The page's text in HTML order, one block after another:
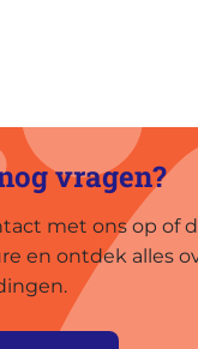
vragen?
met ons op of
en ontdek alles